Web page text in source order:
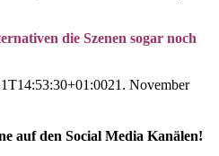
die Szenen sogar noch
21. November
auf den Social Media Kanälen!